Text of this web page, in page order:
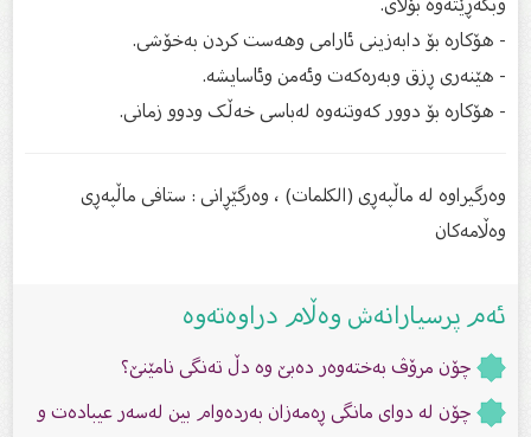
- هۆکارە بۆ دابەزینی ئارامی وهەست کردن بەخۆشی.
- هێنەری ڕزق وبەرەکەت وئەمن وئاسایشه.
- هۆکارە بۆ دوور کەوتنەوە لەباسی خەڵک ودوو زمانی.
وەرگیراوە لە ماڵپەڕی (الکلمات) ، وەرگێڕانی : ستافی ماڵپەڕى
وەڵامەکان
ئەم پرسیارانەش وەڵام دراوەتەوە
چۆن مرۆڤ بەختەوەر دەبێ وە دڵ تەنگی نامێنێ؟
چۆن لە دوای مانگی ڕەمەزان بەردەوام بین لەسەر عیبادەت و